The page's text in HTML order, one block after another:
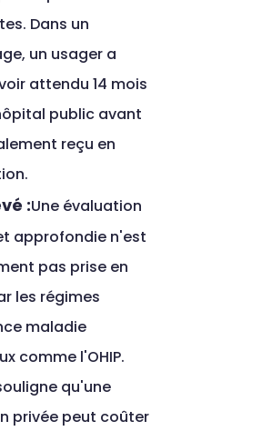
Dans un
un usager a
attendu 14 mois
public avant
reçu en
:Une évaluation
approfondie n'est
pas prise en
les régimes
maladie
comme l'OHIP.
qu'une
privée peut coûter